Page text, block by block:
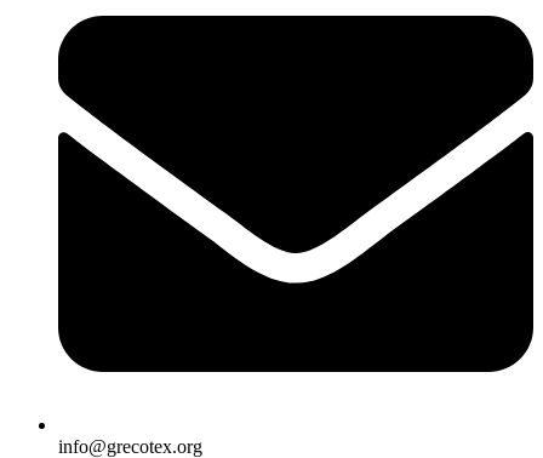
info@grecotex.org